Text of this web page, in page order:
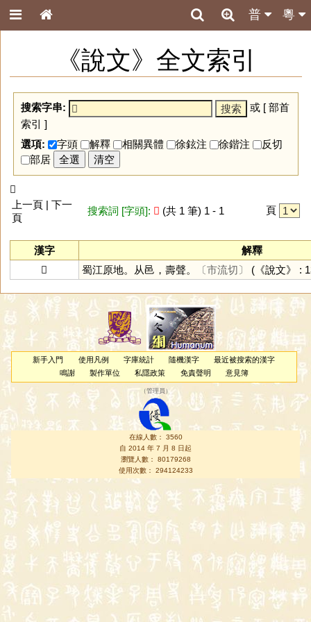
粵
普
《說文》全文索引
搜索字串: 或 [ 部首
索引 ]
選項:
字頭 解釋 相關異體 徐鉉注 徐鍇注
反切
部居
全選 清空
𨞪
上一頁 | 下一
頁
搜索詞 [字頭]: 𨞪 (共 1 筆) 1 - 1 頁
漢字
解釋
𨞪
蜀江原地。从邑，壽聲。 〔市流切〕 (《說文》 :
新手入門 使用凡例 字庫統計 隨機漢字
最近被搜索的漢字
鳴謝
製作單位 私隱政策 免責聲明 意見簿
（管理員 ）
在線人數： 3560
自 2014 年 7 月 8 日起
瀏覽人數： 80179268
使用次數： 294124233